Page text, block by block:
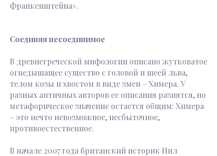
Франкенштейна».
Соединяя несоединимое
В древнегреческой мифологии описано жутковатое
огнедышащее существо с головой и шеей льва,
телом козы и хвостом в виде змеи – Химера. У
разных античных авторов ее описания разнятся, но
метафорическое значение остается общим: Химера
– это нечто невозможное, несбыточное,
противоестественное.
В начале 2007 года британский историк Нил